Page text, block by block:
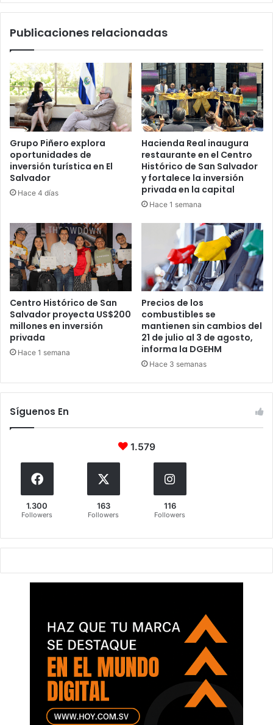
Soyapango
Publicaciones relacionadas
Grupo Piñero explora
oportunidades de
inversión turística en El
Salvador
Hace 4 días
Hacienda Real inaugura
restaurante en el Centro
Histórico de San Salvador
y fortalece la inversión
privada en la capital
Hace 1 semana
Centro Histórico de San
Salvador proyecta US$200
millones en inversión
privada
Hace 1 semana
Precios de los
combustibles se
mantienen sin cambios del
21 de julio al 3 de agosto,
informa la DGEHM
Hace 3 semanas
Síguenos En
1.579
1.300
Followers
163
Followers
116
Followers